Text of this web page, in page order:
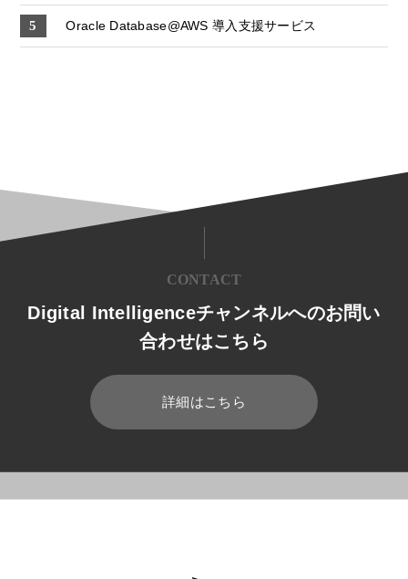
Oracle Database@AWS 導入支援サービス
CONTACT
Digital Intelligenceチャンネルへのお問い
合わせはこちら
詳細はこちら